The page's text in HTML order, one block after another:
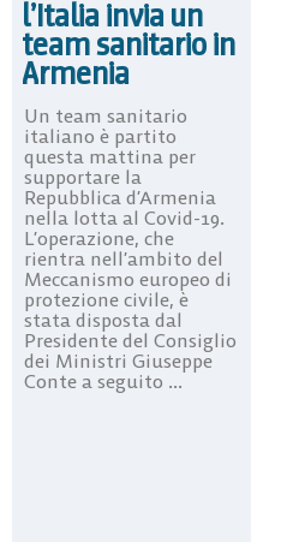
l’Italia invia un
team sanitario in
Armenia
Un team sanitario
italiano è partito
questa mattina per
supportare la
Repubblica d’Armenia
nella lotta al Covid-19.
L’operazione, che
rientra nell’ambito del
Meccanismo europeo di
protezione civile, è
stata disposta dal
Presidente del Consiglio
dei Ministri Giuseppe
Conte a seguito ...